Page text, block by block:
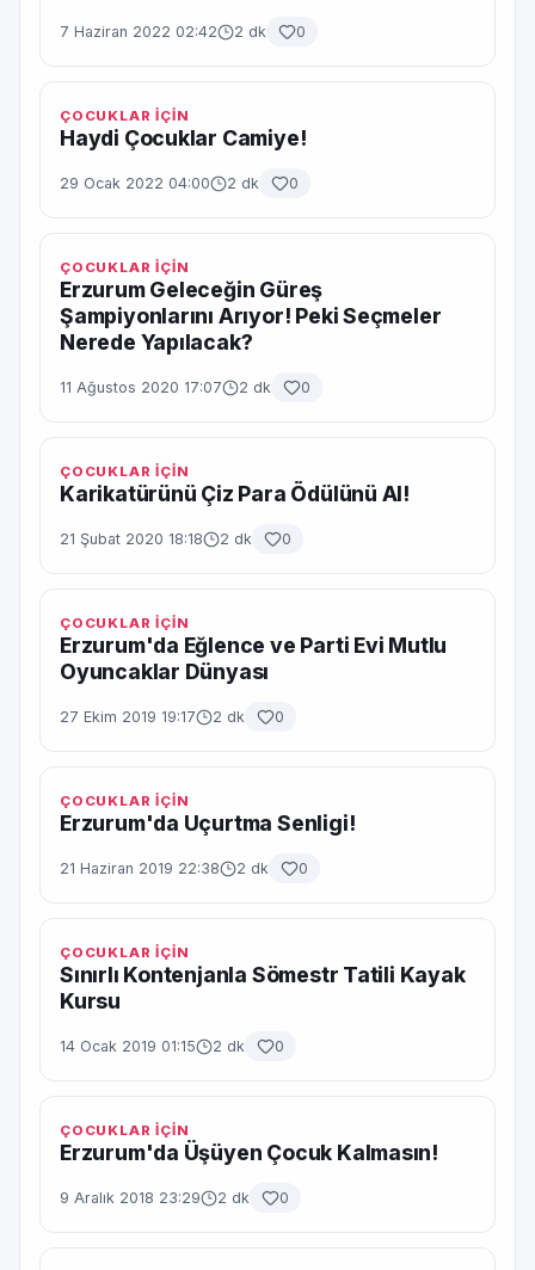
7 Haziran 2022 02:42 2 dk 0
ÇOCUKLAR İÇİN
Haydi Çocuklar Camiye!
29 Ocak 2022 04:00 2 dk 0
ÇOCUKLAR İÇİN
Erzurum Geleceğin Güreş
Şampiyonlarını Arıyor! Peki Seçmeler
Nerede Yapılacak?
11 Ağustos 2020 17:07 2 dk 0
ÇOCUKLAR İÇİN
Karikatürünü Çiz Para Ödülünü Al!
21 Şubat 2020 18:18 2 dk 0
ÇOCUKLAR İÇİN
Erzurum'da Eğlence ve Parti Evi Mutlu
Oyuncaklar Dünyası
27 Ekim 2019 19:17 2 dk 0
ÇOCUKLAR İÇİN
Erzurum'da Uçurtma Senligi!
21 Haziran 2019 22:38 2 dk 0
ÇOCUKLAR İÇİN
Sınırlı Kontenjanla Sömestr Tatili Kayak
Kursu
14 Ocak 2019 01:15 2 dk 0
ÇOCUKLAR İÇİN
Erzurum'da Üşüyen Çocuk Kalmasın!
9 Aralık 2018 23:29 2 dk 0